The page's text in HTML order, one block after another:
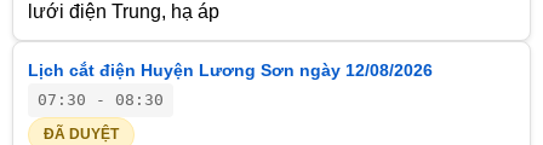
lưới điện Trung, hạ áp
Lịch cắt điện Huyện Lương Sơn ngày 12/08/2026
07:30 - 08:30
ĐÃ DUYỆT